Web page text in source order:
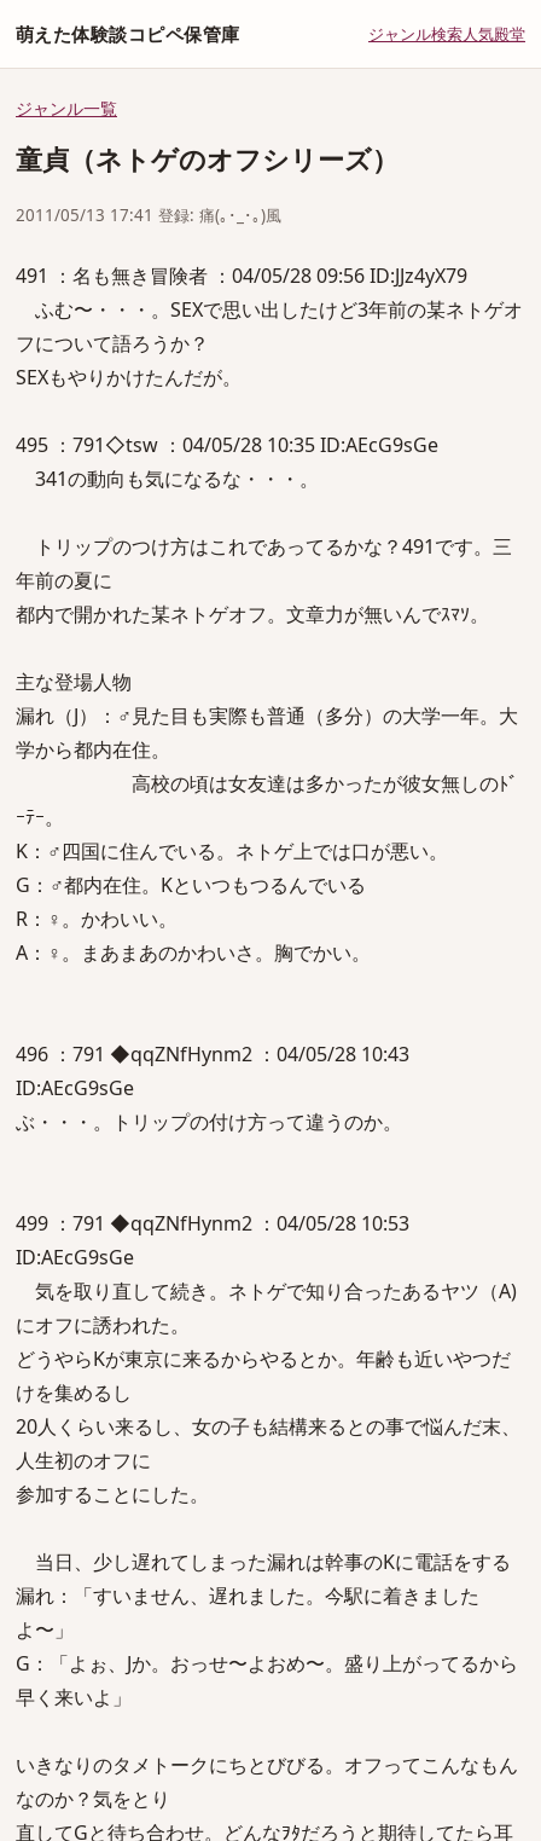
萌えた体験談コピペ保管庫 ジャンル検索人気殿堂
ジャンル一覧
童貞（ネトゲのオフシリーズ）
2011/05/13 17:41 登録: 痛(｡･_･｡)風
491 ：名も無き冒険者 ：04/05/28 09:56 ID:JJz4yX79
ふむ〜・・・。SEXで思い出したけど3年前の某ネトゲオ
フについて語ろうか？
SEXもやりかけたんだが。
495 ：791◇tsw ：04/05/28 10:35 ID:AEcG9sGe
341の動向も気になるな・・・。
トリップのつけ方はこれであってるかな？491です。三
年前の夏に
都内で開かれた某ネトゲオフ。文章力が無いんでｽﾏｿ。
主な登場人物
漏れ（J）：♂見た目も実際も普通（多分）の大学一年。大
学から都内在住。
高校の頃は女友達は多かったが彼女無しのﾄﾞ
ｰﾃｰ。
K：♂四国に住んでいる。ネトゲ上では口が悪い。
G：♂都内在住。Kといつもつるんでいる
R：♀。かわいい。
A：♀。まあまあのかわいさ。胸でかい。
496 ：791 ◆qqZNfHynm2 ：04/05/28 10:43
ID:AEcG9sGe
ぶ・・・。トリップの付け方って違うのか。
499 ：791 ◆qqZNfHynm2 ：04/05/28 10:53
ID:AEcG9sGe
気を取り直して続き。ネトゲで知り合ったあるヤツ（A)
にオフに誘われた。
どうやらKが東京に来るからやるとか。年齢も近いやつだ
けを集めるし
20人くらい来るし、女の子も結構来るとの事で悩んだ末、
人生初のオフに
参加することにした。
当日、少し遅れてしまった漏れは幹事のKに電話をする
漏れ：「すいません、遅れました。今駅に着きました
よ〜」
G：「よぉ、Jか。おっせ〜よおめ〜。盛り上がってるから
早く来いよ」
いきなりのタメトークにちとびびる。オフってこんなもん
なのか？気をとり
直してGと待ち合わせ。どんなｦﾀだろうと期待してたら耳